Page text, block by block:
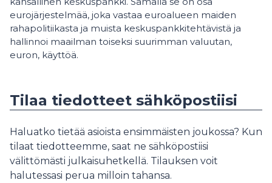
eurojärjestelmää, joka vastaa euroalueen maiden
rahapolitiikasta ja muista keskuspankkitehtävistä ja
hallinnoi maailman toiseksi suurimman valuutan,
euron, käyttöä.
Tilaa tiedotteet sähköpostiisi
Haluatko tietää asioista ensimmäisten joukossa? Kun
tilaat tiedotteemme, saat ne sähköpostiisi
välittömästi julkaisuhetkellä. Tilauksen voit
halutessasi perua milloin tahansa.